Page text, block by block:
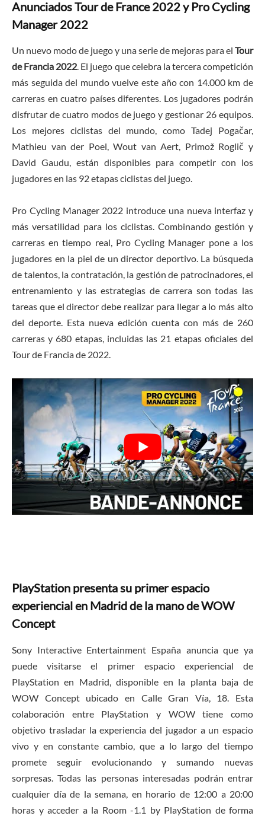
Anunciados Tour de France 2022 y Pro Cycling
Manager 2022
Un nuevo modo de juego y una serie de mejoras para el Tour
de Francia 2022. El juego que celebra la tercera competición
más seguida del mundo vuelve este año con 14.000 km de
carreras en cuatro países diferentes. Los jugadores podrán
disfrutar de cuatro modos de juego y gestionar 26 equipos.
Los mejores ciclistas del mundo, como Tadej Pogačar,
Mathieu van der Poel, Wout van Aert, Primož Roglič y
David Gaudu, están disponibles para competir con los
jugadores en las 92 etapas ciclistas del juego.
Pro Cycling Manager 2022 introduce una nueva interfaz y
más versatilidad para los ciclistas. Combinando gestión y
carreras en tiempo real, Pro Cycling Manager pone a los
jugadores en la piel de un director deportivo. La búsqueda
de talentos, la contratación, la gestión de patrocinadores, el
entrenamiento y las estrategias de carrera son todas las
tareas que el director debe realizar para llegar a lo más alto
del deporte. Esta nueva edición cuenta con más de 260
carreras y 680 etapas, incluidas las 21 etapas oficiales del
Tour de Francia de 2022.
PlayStation presenta su primer espacio
experiencial en Madrid de la mano de WOW
Concept
Sony Interactive Entertainment España anuncia que ya
puede visitarse el primer espacio experiencial de
PlayStation en Madrid, disponible en la planta baja de
WOW Concept ubicado en Calle Gran Vía, 18. Esta
colaboración entre PlayStation y WOW tiene como
objetivo trasladar la experiencia del jugador a un espacio
vivo y en constante cambio, que a lo largo del tiempo
promete seguir evolucionando y sumando nuevas
sorpresas. Todas las personas interesadas podrán entrar
cualquier día de la semana, en horario de 12:00 a 20:00
horas y acceder a la Room -1.1 by PlayStation de forma